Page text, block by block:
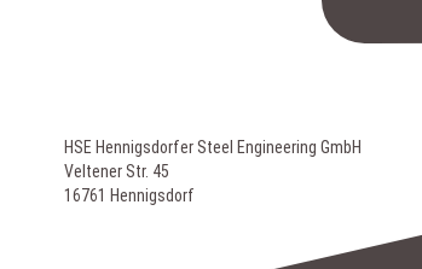
HSE Hennigsdorfer Steel Engineering GmbH
Veltener Str. 45
16761 Hennigsdorf